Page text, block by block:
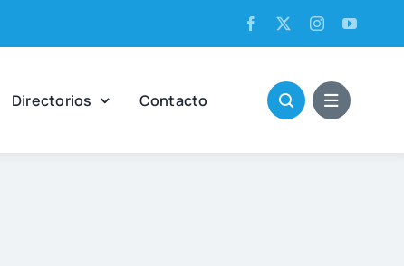
Direc­to­rios Con­tac­to